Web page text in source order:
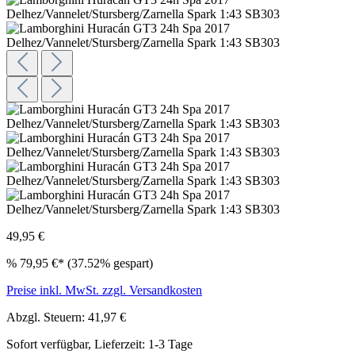
49,95 €
% 79,95 €* (37.52% gespart)
Preise inkl. MwSt. zzgl. Versandkosten
Abzgl. Steuern: 41,97 €
Sofort verfügbar, Lieferzeit: 1-3 Tage